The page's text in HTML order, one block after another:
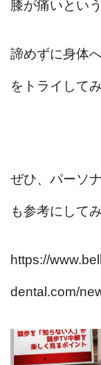
膝が痛いとい
諦めずに身体
をトライして
ぜひ、パーソ
も参考にして
https://
dental.com/